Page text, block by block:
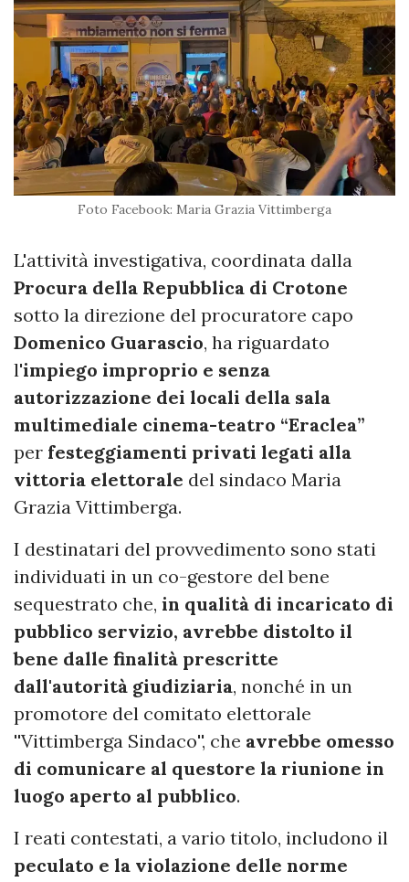
Foto Facebook: Maria Grazia Vittimberga
L'attività investigativa, coordinata dalla
Procura della Repubblica di Crotone
sotto la direzione del procuratore capo
Domenico Guarascio, ha riguardato
l'impiego improprio e senza
autorizzazione dei locali della sala
multimediale cinema-teatro “Eraclea”
per festeggiamenti privati legati alla
vittoria elettorale del sindaco Maria
Grazia Vittimberga.
I destinatari del provvedimento sono stati
individuati in un co-gestore del bene
sequestrato che, in qualità di incaricato di
pubblico servizio, avrebbe distolto il
bene dalle finalità prescritte
dall'autorità giudiziaria, nonché in un
promotore del comitato elettorale
''Vittimberga Sindaco'', che avrebbe omesso
di comunicare al questore la riunione in
luogo aperto al pubblico.
I reati contestati, a vario titolo, includono il
peculato e la violazione delle norme